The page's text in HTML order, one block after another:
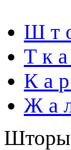
Ш т
Т к а
К а р
Ж а
Шторы